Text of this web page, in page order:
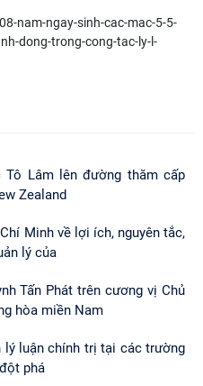
nam-ngay-sinh-cac-mac-5-5-
dong-trong-cong-tac-ly-l-
Lâm lên đường thăm cấp
Zealand
Minh về lợi ích, nguyên tắc,
lý của
Tấn Phát trên cương vị Chủ
hòa miền Nam
lý luận chính trị tại các trường
phá